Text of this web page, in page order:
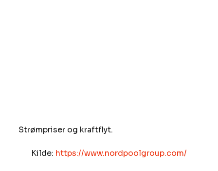
Strømpriser og kraftflyt.
Kilde: https://www.nordpoolgroup.com/